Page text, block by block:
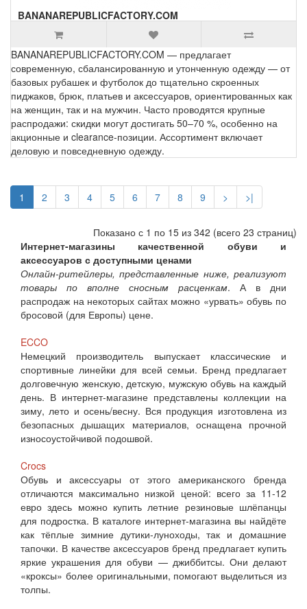
BANANAREPUBLICFACTORY.COM
BANANAREPUBLICFACTORY.COM — предлагает
современную, сбалансированную и утонченную одежду — от
базовых рубашек и футболок до тщательно скроенных
пиджаков, брюк, платьев и аксессуаров, ориентированных как
на женщин, так и на мужчин. Часто проводятся крупные
распродажи: скидки могут достигать 50–70 %, особенно на
акционные и clearance-позиции. Ассортимент включает
деловую и повседневную одежду.
1 2 3 4 5 6 7 8 9 > >|
Показано с 1 по 15 из 342 (всего 23 страниц)
Интернет-магазины качественной обуви и
аксессуаров с доступными ценами
Онлайн-ритейлеры, представленные ниже, реализуют
товары по вполне сносным расценкам. А в дни
распродаж на некоторых сайтах можно «урвать» обувь по
бросовой (для Европы) цене.
ECCO
Немецкий производитель выпускает классические и
спортивные линейки для всей семьи. Бренд предлагает
долговечную женскую, детскую, мужскую обувь на каждый
день. В интернет-магазине представлены коллекции на
зиму, лето и осень/весну. Вся продукция изготовлена из
безопасных дышащих материалов, оснащена прочной
износоустойчивой подошвой.
Crocs
Обувь и аксессуары от этого американского бренда
отличаются максимально низкой ценой: всего за 11-12
евро здесь можно купить летние резиновые шлёпанцы
для подростка. В каталоге интернет-магазина вы найдёте
как тёплые зимние дутики-луноходы, так и домашние
тапочки. В качестве аксессуаров бренд предлагает купить
яркие украшения для обуви — джиббитсы. Они делают
«кроксы» более оригинальными, помогают выделиться из
толпы.